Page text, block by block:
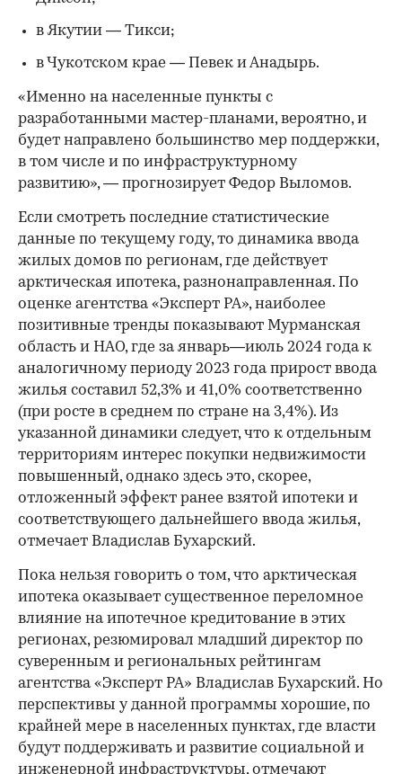
в Якутии — Тикси;
в Чукотском крае — Певек и Анадырь.
«Именно на населенные пункты с
разработанными мастер-планами, вероятно, и
будет направлено большинство мер поддержки,
в том числе и по инфраструктурному
развитию», — прогнозирует Федор Выломов.
Если смотреть последние статистические
данные по текущему году, то динамика ввода
жилых домов по регионам, где действует
арктическая ипотека, разнонаправленная. По
оценке агентства «Эксперт РА», наиболее
позитивные тренды показывают Мурманская
область и НАО, где за январь—июль 2024 года к
аналогичному периоду 2023 года прирост ввода
жилья составил 52,3% и 41,0% соответственно
(при росте в среднем по стране на 3,4%). Из
указанной динамики следует, что к отдельным
территориям интерес покупки недвижимости
повышенный, однако здесь это, скорее,
отложенный эффект ранее взятой ипотеки и
соответствующего дальнейшего ввода жилья,
отмечает Владислав Бухарский.
Пока нельзя говорить о том, что арктическая
ипотека оказывает существенное переломное
влияние на ипотечное кредитование в этих
регионах, резюмировал младший директор по
суверенным и региональных рейтингам
агентства «Эксперт РА» Владислав Бухарский. Но
перспективы у данной программы хорошие, по
крайней мере в населенных пунктах, где власти
будут поддерживать и развитие социальной и
инженерной инфраструктуры, отмечают